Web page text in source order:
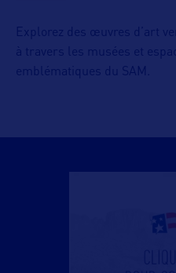
Explorez des œuvres d’art
à travers les musées et
emblématiques du SAM.